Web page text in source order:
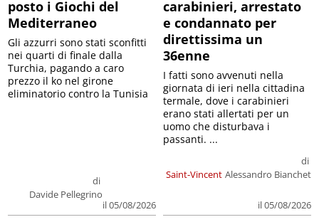
posto i Giochi del
Mediterraneo
di
Davide Pellegrino
il 05/08/2026
Gli azzurri sono stati sconfitti
nei quarti di finale dalla
Turchia, pagando a caro
prezzo il ko nel girone
eliminatorio contro la Tunisia
carabinieri, arrestato
e condannato per
direttissima un
36enne
Saint-Vincent
di
Alessandro Bianchet
il 05/08/2026
I fatti sono avvenuti nella
giornata di ieri nella cittadina
termale, dove i carabinieri
erano stati allertati per un
uomo che disturbava i
passanti. ...